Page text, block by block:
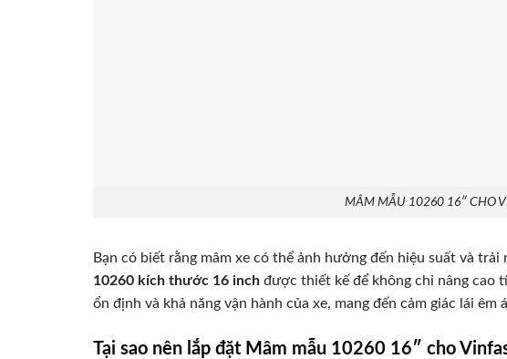
MÂM MẪU 10260 16″ CHO
Bạn có biết rằng mâm xe có thể ảnh hưởng đến hiệu suất và trải
10260 kích thước 16 inch được thiết kế để không chỉ nâng cao
ổn định và khả năng vận hành của xe, mang đến cảm giác lái êm
Tại sao nên lắp đặt Mâm mẫu 10260 16″ cho